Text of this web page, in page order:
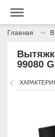
Главная
99080